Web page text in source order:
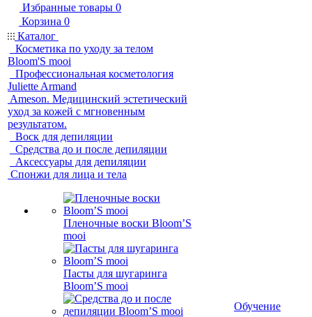
Избранные товары 0
Корзина 0
Каталог
Косметика по уходу за телом
Bloom'S mooi
Профессиональная косметология
Juliette Armand
Ameson. Медицинский эстетический
уход за кожей с мгновенным
результатом.
Воск для депиляции
Средства до и после депиляции
Аксессуары для депиляции
Спонжи для лица и тела
Пленочные воски Bloom’S
mooi
Пасты для шугаринга
Bloom’S mooi
Обучение